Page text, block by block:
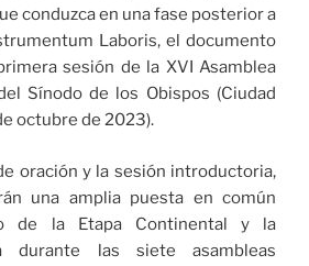
conduzca en una fase posterior a
Laboris, el documento
sesión de la XVI Asamblea
Sínodo de los Obispos (Ciudad
octubre de 2023).
oración y la sesión introductoria,
una amplia puesta en común
de la Etapa Continental y la
durante las siete asambleas